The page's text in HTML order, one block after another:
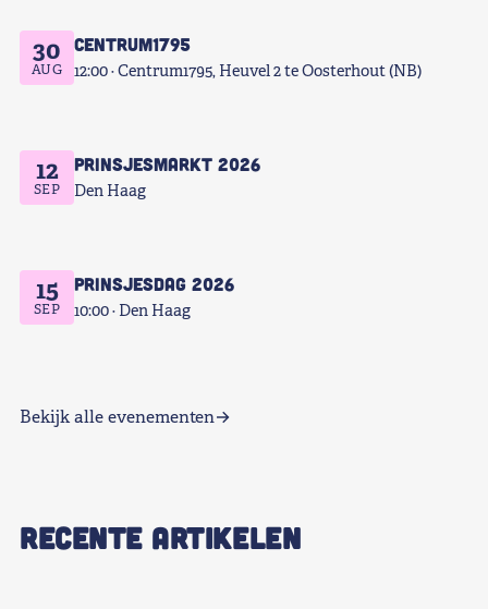
30
AUG
Centrum1795
12:00 Centrum1795, Heuvel 2 te Oosterhout (NB)
12
SEP
Prinsjesmarkt 2026
Den Haag
15
SEP
Prinsjesdag 2026
10:00 Den Haag
Bekijk alle evenementen
RECENTE ARTIKELEN